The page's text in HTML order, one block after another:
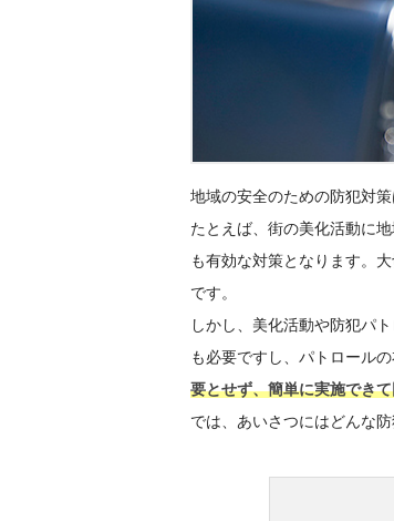
地域の安全のための防犯対策
たとえば、街の美化活動に
も有効な対策となります。
です。
しかし、美化活動や防犯パ
も必要ですし、パトロール
要とせず、簡単に実施でき
では、あいさつにはどんな